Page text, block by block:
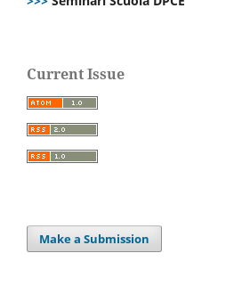
Current Issue
Make a Submission